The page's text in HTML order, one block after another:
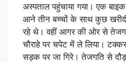
अस्पताल पहुंचाया गया। एक
आने तीन बच्चों के साथ कुछ
रहे थे। वहीं आगर की ओर से
चौराहे पर चपेट में ले लिया।
सड़क पर जा गिरे। तेजगति से